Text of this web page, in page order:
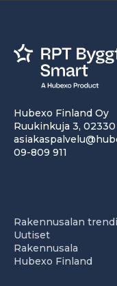
Hubexo Finland Oy
Ruukinkuja 3,
09-809 911
Rakennusalan
Uutiset
Rakennusala
Hubexo Finland